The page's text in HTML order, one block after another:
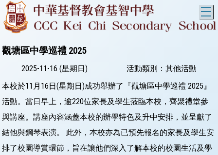
觀塘區中學巡禮 2025
2025-11-16 (星期日)
活動類別：其他活動
本校於11月16日(星期日)成功舉辦了『觀塘區中學巡禮 2025』
活動。當日早上，逾220位家長及學生蒞臨本校，齊聚禮堂參
與講座。講座內容涵蓋本校的辦學特色及升中安排，並呈獻了
結他與鋼琴表演。 此外，本校亦為已預先報名的家長及學生安
排了校園導賞環節，旨在讓他們深入了解本校的校園生活及學